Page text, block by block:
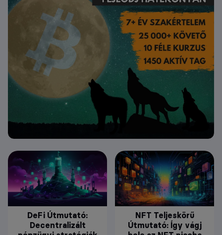
DeFi Útmutató:
Decentralizált
NFT Teljeskörű
Útmutató: Így vágj